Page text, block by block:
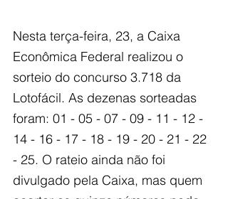
Nesta terça-feira, 23, a Caixa
Econômica Federal realizou o
sorteio do concurso 3.718 da
Lotofácil. As dezenas sorteadas
foram: 01 - 05 - 07 - 09 - 11 - 12 -
14 - 16 - 17 - 18 - 19 - 20 - 21 - 22
- 25. O rateio ainda não foi
divulgado pela Caixa, mas quem